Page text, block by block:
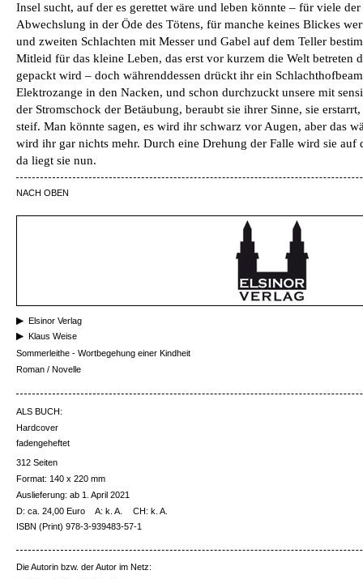
Insel sucht, auf der es gerettet wäre und leben könnte – für viele
Abwechslung in der Öde des Tötens, für manche keines Blickes
und zweiten Schlachten mit Messer und Gabel auf dem Teller
Mitleid für das kleine Leben, das erst vor kurzem die Welt betreten
gepackt wird – doch währenddessen drückt ihr ein
Elektrozange in den Nacken, und schon durchzuckt unsere mit
der Stromschock der Betäubung, beraubt sie ihrer Sinne, sie
steif. Man könnte sagen, es wird ihr schwarz vor Augen, aber das
wird ihr gar nichts mehr. Durch eine Drehung der Falle wird sie auf
da liegt sie nun.
NACH OBEN
Elsinor Verlag
Klaus Weise
Sommerleithe - Wortbegehung einer Kindheit
Roman / Novelle
ALS BUCH:
Hardcover
fadengeheftet
312 Seiten
Format: 140 x 220 mm
Auslieferung: ab 1. April 2021
D: ca. 24,00 Euro
A: k. A.
CH: k. A.
ISBN (Print) 978-3-939483-57-1
Die Autorin bzw. der Autor im Netz: